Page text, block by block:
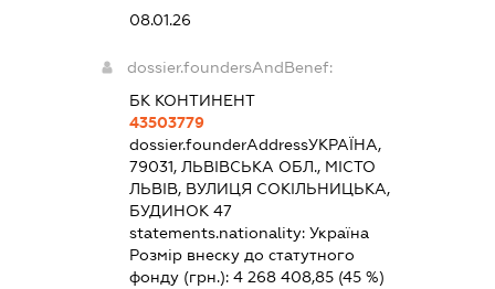
08.01.26
dossier.foundersAndBenef:
БК КОНТИНЕНТ
43503779
dossier.founderAddressУКРАЇНА,
79031, ЛЬВІВСЬКА ОБЛ., МІСТО
ЛЬВІВ, ВУЛИЦЯ СОКІЛЬНИЦЬКА,
БУДИНОК 47
statements.nationality:Україна
Розмір внеску до статутного
фонду (грн.):4 268 408,85 (45 %)